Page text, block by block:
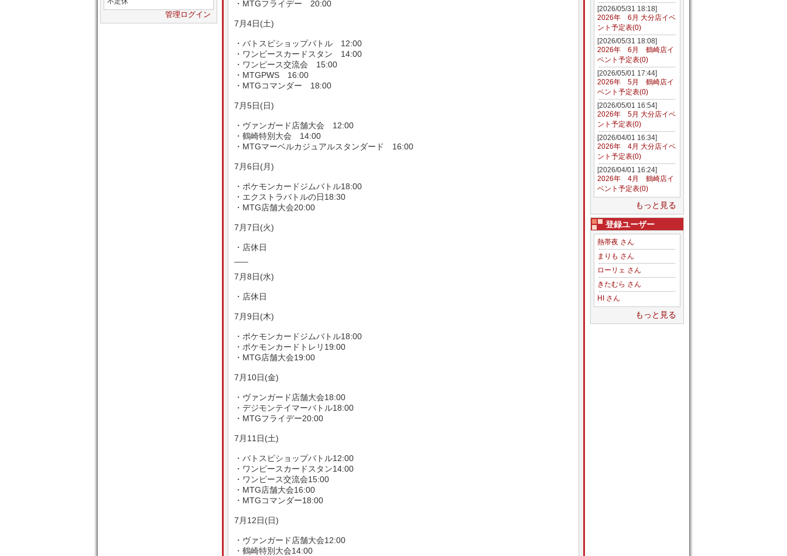
管理ログイン
[2026/05/31 18:18]
2026年 6月 大分店イベ
ント予定表(0)
[2026/05/31 18:08]
2026年 6月 鶴崎店イ
ベント予定表(0)
[2026/05/01 17:44]
2026年 5月 鶴崎店イ
ベント予定表(0)
[2026/05/01 16:54]
2026年 5月 大分店イベ
ント予定表(0)
[2026/04/01 16:34]
2026年 4月 大分店イベ
ント予定表(0)
[2026/04/01 16:24]
2026年 4月 鶴崎店イ
ベント予定表(0)
もっと見る
登録ユーザー
熱帯夜 さん
まりも さん
ローリェ さん
きたむら さん
HI さん
もっと見る
・MTGフライデー 20:00
7月4日(土)
・バトスピショップバトル 12:00
・ワンピースカードスタン 14:00
・ワンピース交流会 15:00
・MTGPWS 16:00
・MTGコマンダー 18:00
7月5日(日)
・ヴァンガード店舗大会 12:00
・鶴崎特別大会 14:00
・MTGマーベルカジュアルスタンダード 16:00
7月6日(月)
・ポケモンカードジムバトル18:00
・エクストラバトルの日18:30
・MTG店舗大会20:00
7月7日(火)
・店休日
7月8日(水)
・店休日
7月9日(木)
・ポケモンカードジムバトル18:00
・ポケモンカードトレリ19:00
・MTG店舗大会19:00
7月10日(金)
・ヴァンガード店舗大会18:00
・デジモンテイマーバトル18:00
・MTGフライデー20:00
7月11日(土)
・バトスピショップバトル12:00
・ワンピースカードスタン14:00
・ワンピース交流会15:00
・MTG店舗大会16:00
・MTGコマンダー18:00
7月12日(日)
・ヴァンガード店舗大会12:00
・鶴崎特別大会14:00